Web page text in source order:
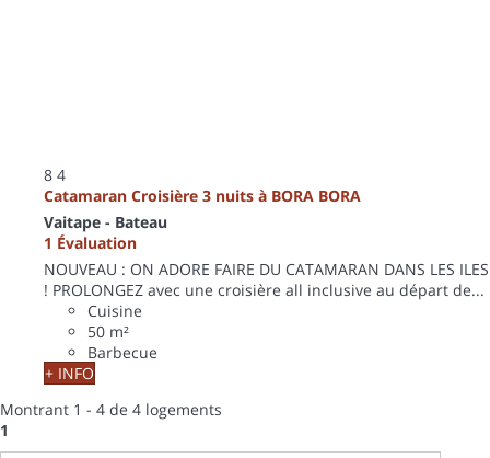
8 4
Catamaran Croisière 3 nuits à BORA BORA
Vaitape - Bateau
1 Évaluation
NOUVEAU : ON ADORE FAIRE DU CATAMARAN DANS LES ILES
! PROLONGEZ avec une croisière all inclusive au départ de...
Cuisine
50 m²
Barbecue
+ INFO
Montrant 1 - 4 de 4 logements
1